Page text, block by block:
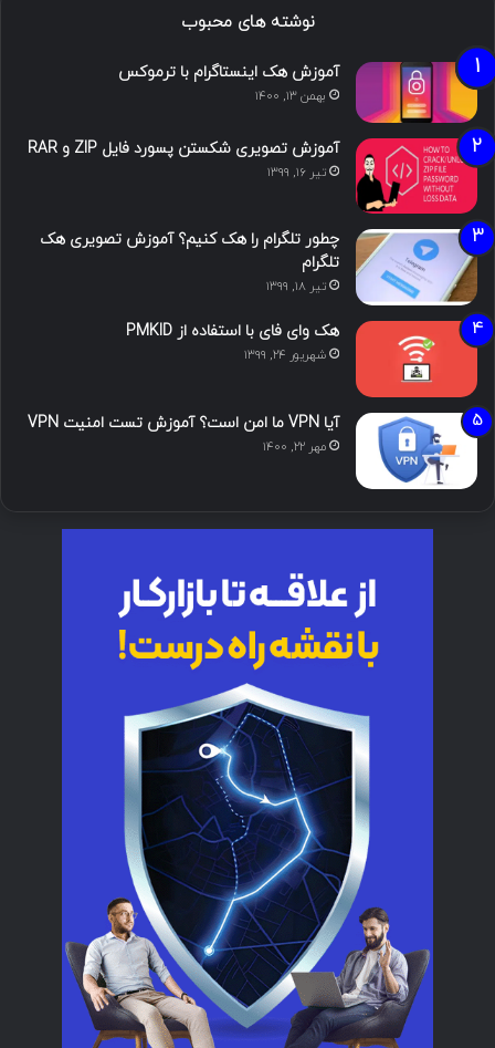
نوشته های محبوب
آموزش هک اینستاگرام با ترموکس
بهمن ۱۳, ۱۴۰۰
آموزش تصویری شکستن پسورد فایل ZIP و RAR
تیر ۱۶, ۱۳۹۹
چطور تلگرام را هک کنیم؟ آموزش تصویری هک
تلگرام
تیر ۱۸, ۱۳۹۹
هک وای فای با استفاده از PMKID
شهریور ۲۴, ۱۳۹۹
آیا VPN ما امن است؟ آموزش تست امنیت VPN
مهر ۲۲, ۱۴۰۰